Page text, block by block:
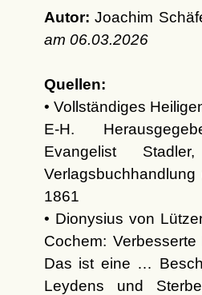
Autor: Joachim
am 06.03.2026
Quellen:
• Vollständiges
E-H.
Evangelist
1861
• Dionysius von
Cochem:
Das ist eine …
Leydens und